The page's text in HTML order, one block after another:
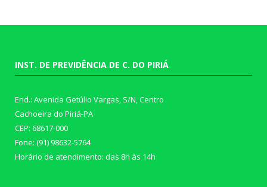
INST. DE PREVIDÊNCIA DE C. DO PIRIÁ
End.: Avenida Getúlio Vargas, S/N, Centro
Cachoeira do Piriá-PA
CEP: 68617-000
Fone: (91) 98632-5764
Horário de atendimento: das 8h às 14h